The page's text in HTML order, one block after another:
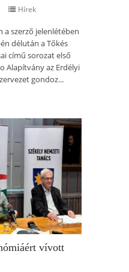
Hírek
a szerző jelenlétében
délután a Tőkés
című sorozat első
Alapítvány az Erdélyi
gondoz...
vívott